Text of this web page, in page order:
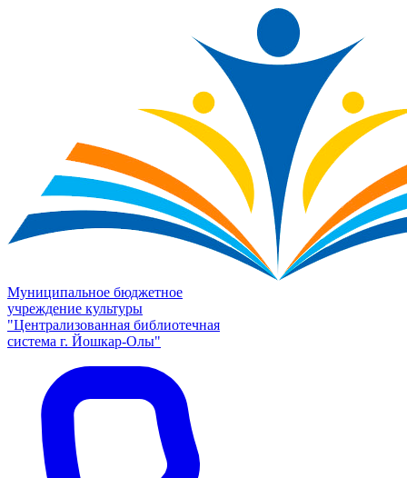
Муниципальное бюджетное
учреждение культуры
"Централизованная библиотечная
система г. Йошкар-Олы"